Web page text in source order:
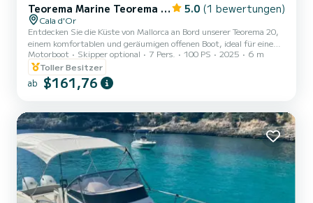
Teorema Marine Teorema 20 5.0 (1 bewertungen)
Cala d'Or
Entdecken Sie die Küste von Mallorca an Bord unserer Teorema 20,
einem komfortablen und geräumigen offenen Boot, ideal für einen
unvergesslichen Tag auf dem Meer. Ihr großes Sonnendeck im Bug,
bequeme Sitze und ausgezeichnete Aufteilung machen sie zur
perfekten Wahl zum Entspannen, Erkunden von Buchten mit
kristallklarem Wasser und Genießen des Mittelmeers. Es ist
vielen weiteren Extras. Ein sehr komfortables, sicheres und leicht
z...
Motorboot Skipper optional 7 Pers. 100 PS 2025
6 m
Toller Besitzer
ab $161,76